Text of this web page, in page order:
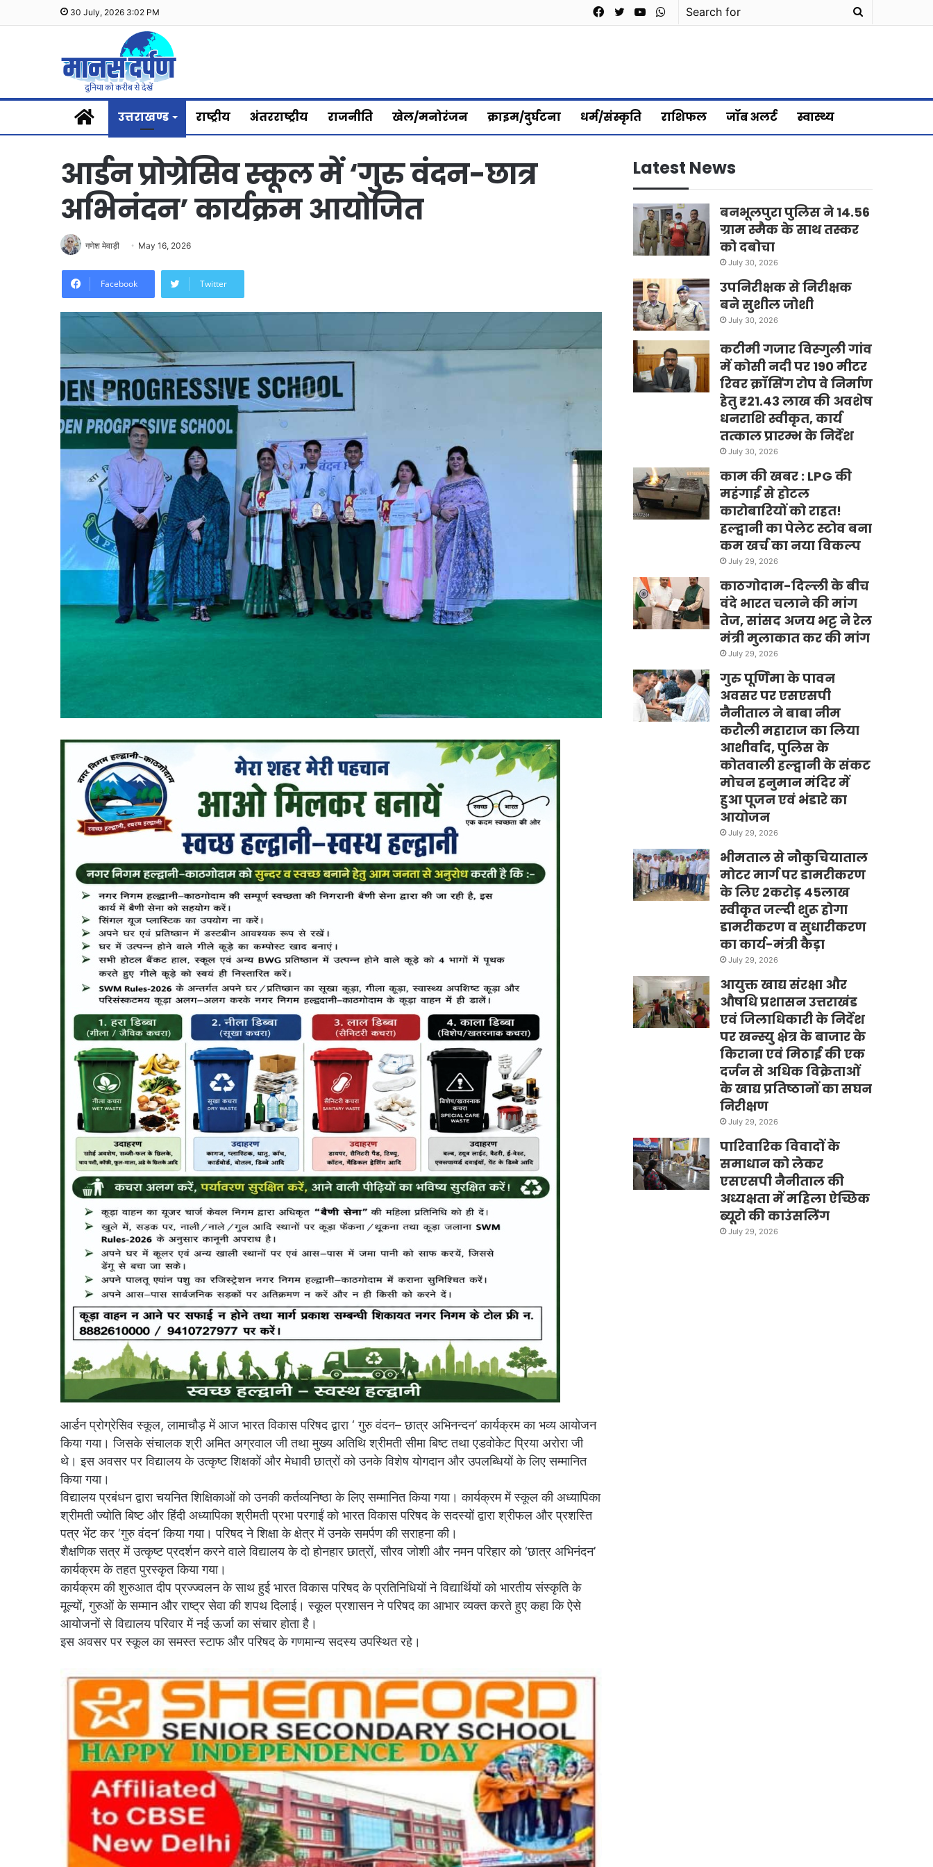
30 July, 2026 3:02 PM
Search
WhatsApp
YouTube
Twitter
Facebook
Homeउत्तराखण्ड राष्ट्रीय अंतरराष्ट्रीय राजनीति खेल/मनोरंजन क्राइम/दुर्घटना धर्म/संस्कृति राशिफल जॉब अलर्ट स्वास्थ्य
आर्डन प्रोग्रेसिव स्कूल में ‘गुरु वंदन-छात्र
अभिनंदन’ कार्यक्रम आयोजित
गणेश मेवाड़ी May 16, 2026
Facebook Twitter
आर्डन प्रोग्रेसिव स्कूल, लामाचौड़ में आज भारत विकास परिषद द्वारा ‘ गुरु वंदन– छात्र अभिनन्दन’ कार्यक्रम का भव्य आयोजन
किया गया। जिसके संचालक श्री अमित अग्रवाल जी तथा मुख्य अतिथि श्रीमती सीमा बिष्ट तथा एडवोकेट प्रिया अरोरा जी
थे। इस अवसर पर विद्यालय के उत्कृष्ट शिक्षकों और मेधावी छात्रों को उनके विशेष योगदान और उपलब्धियों के लिए सम्मानित
किया गया।
विद्यालय प्रबंधन द्वारा चयनित शिक्षिकाओं को उनकी कर्तव्यनिष्ठा के लिए सम्मानित किया गया। कार्यक्रम में स्कूल की अध्यापिका
श्रीमती ज्योति बिष्ट और हिंदी अध्यापिका श्रीमती प्रभा परगाईं को भारत विकास परिषद के सदस्यों द्वारा श्रीफल और प्रशस्ति
पत्र भेंट कर ‘गुरु वंदन’ किया गया। परिषद ने शिक्षा के क्षेत्र में उनके समर्पण की सराहना की।
शैक्षणिक सत्र में उत्कृष्ट प्रदर्शन करने वाले विद्यालय के दो होनहार छात्रों, सौरव जोशी और नमन परिहार को ‘छात्र अभिनंदन’
कार्यक्रम के तहत पुरस्कृत किया गया।
कार्यक्रम की शुरुआत दीप प्रज्ज्वलन के साथ हुई भारत विकास परिषद के प्रतिनिधियों ने विद्यार्थियों को भारतीय संस्कृति के
मूल्यों, गुरुओं के सम्मान और राष्ट्र सेवा की शपथ दिलाई। स्कूल प्रशासन ने परिषद का आभार व्यक्त करते हुए कहा कि ऐसे
आयोजनों से विद्यालय परिवार में नई ऊर्जा का संचार होता है।
इस अवसर पर स्कूल का समस्त स्टाफ और परिषद के गणमान्य सदस्य उपस्थित रहे।
Latest News
बनभूलपुरा पुलिस ने 14.56
ग्राम स्मैक के साथ तस्कर
को दबोचा
July 30, 2026
उपनिरीक्षक से निरीक्षक
बने सुशील जोशी
July 30, 2026
कटीमी गजार विस्गुली गांव
में कोसी नदी पर 190 मीटर
रिवर क्रॉसिंग रोप वे निर्माण
हेतु ₹21.43 लाख की अवशेष
धनराशि स्वीकृत, कार्य
तत्काल प्रारम्भ के निर्देश
July 30, 2026
काम की खबर : LPG की
महंगाई से होटल
कारोबारियों को राहत!
हल्द्वानी का पेलेट स्टोव बना
कम खर्च का नया विकल्प
July 29, 2026
काठगोदाम-दिल्ली के बीच
वंदे भारत चलाने की मांग
तेज, सांसद अजय भट्ट ने रेल
मंत्री मुलाकात कर की मांग
July 29, 2026
गुरु पूर्णिमा के पावन
अवसर पर एसएसपी
नैनीताल ने बाबा नीम
करौली महाराज का लिया
आशीर्वाद, पुलिस के
कोतवाली हल्द्वानी के संकट
मोचन हनुमान मंदिर में
हुआ पूजन एवं भंडारे का
आयोजन
July 29, 2026
भीमताल से नौकुचियाताल
मोटर मार्ग पर डामरीकरण
के लिए 2करोड़ 45लाख
स्वीकृत जल्दी शुरू होगा
डामरीकरण व सुधारीकरण
का कार्य-मंत्री कैड़ा
July 29, 2026
आयुक्त खाद्य संरक्षा और
औषधि प्रशासन उत्तराखंड
एवं जिलाधिकारी के निर्देश
पर खन्स्यु क्षेत्र के बाजार के
किराना एवं मिठाई की एक
दर्जन से अधिक विक्रेताओं
के खाद्य प्रतिष्ठानों का सघन
निरीक्षण
July 29, 2026
पारिवारिक विवादों के
समाधान को लेकर
एसएसपी नैनीताल की
अध्यक्षता में महिला ऐच्छिक
ब्यूरो की काउंसलिंग
July 29, 2026